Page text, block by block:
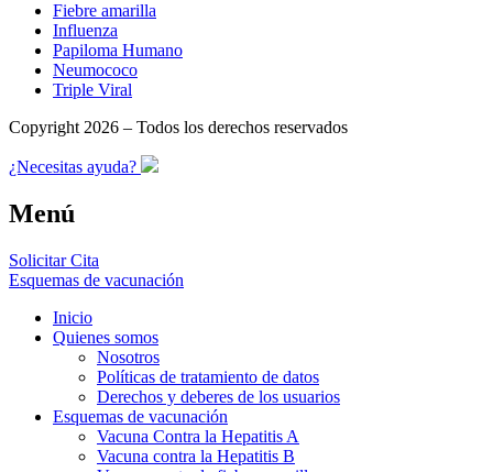
Fiebre amarilla
Influenza
Papiloma Humano
Neumococo
Triple Viral
Copyright 2026 – Todos los derechos reservados
¿Necesitas ayuda?
Menú
Solicitar Cita
Esquemas de vacunación
Inicio
Quienes somos
Nosotros
Políticas de tratamiento de datos
Derechos y deberes de los usuarios
Esquemas de vacunación
Vacuna Contra la Hepatitis A
Vacuna contra la Hepatitis B